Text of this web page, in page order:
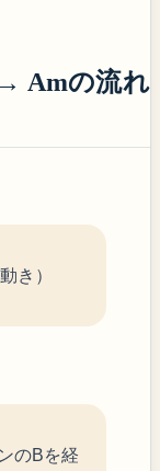
Amの流れ
き）
のBを経